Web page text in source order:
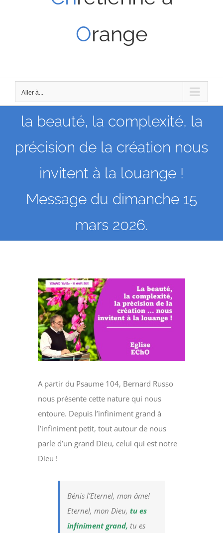
Orange
Aller à...
la beauté, la complexité, la
précision de la création nous
invitent à la louange !
Message du dimanche 15
mars 2026.
Voir
l'image
agrandie
A partir du Psaume 104, Bernard Russo
nous présente cette nature qui nous
entoure. Depuis l’infiniment grand à
l’infiniment petit, tout autour de nous
parle d’un grand Dieu, celui qui est notre
Dieu !
Bénis l’Eternel, mon âme!
Eternel, mon Dieu, tu es
infiniment grand, tu es